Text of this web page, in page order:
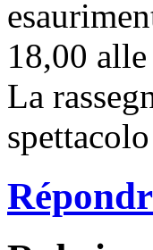
18,00
La